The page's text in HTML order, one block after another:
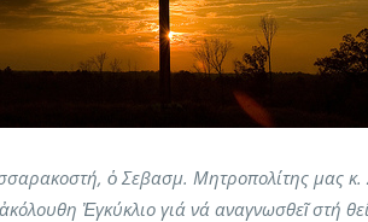
ὁ Σεβασμ. Μητροπολίτης μας κ.
Ἐγκύκλιο γιά νά αναγνωσθεῖ στή